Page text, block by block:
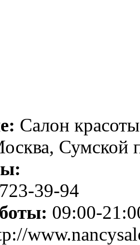
Салон
Сумской
39-94
09:00-